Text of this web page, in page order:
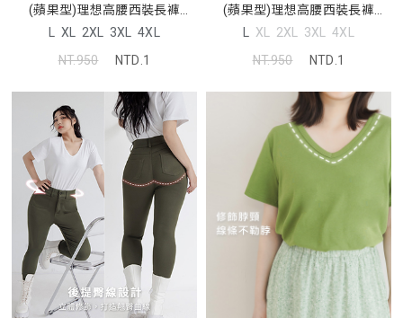
(蘋果型)理想高腰西裝長褲
MISS. 中大尺碼褲子
L XL 2XL 3XL 4XL
NT.950
NTD.1
(蘋果型)理想高腰西裝長褲
MISS. 中大尺碼褲子
L XL 2XL 3XL 4XL
NT.950
NTD.1